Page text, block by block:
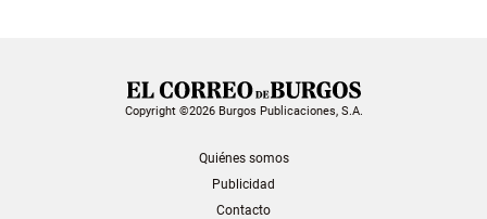
Copyright ©2026 Burgos Publicaciones, S.A.
Quiénes somos
Publicidad
Contacto